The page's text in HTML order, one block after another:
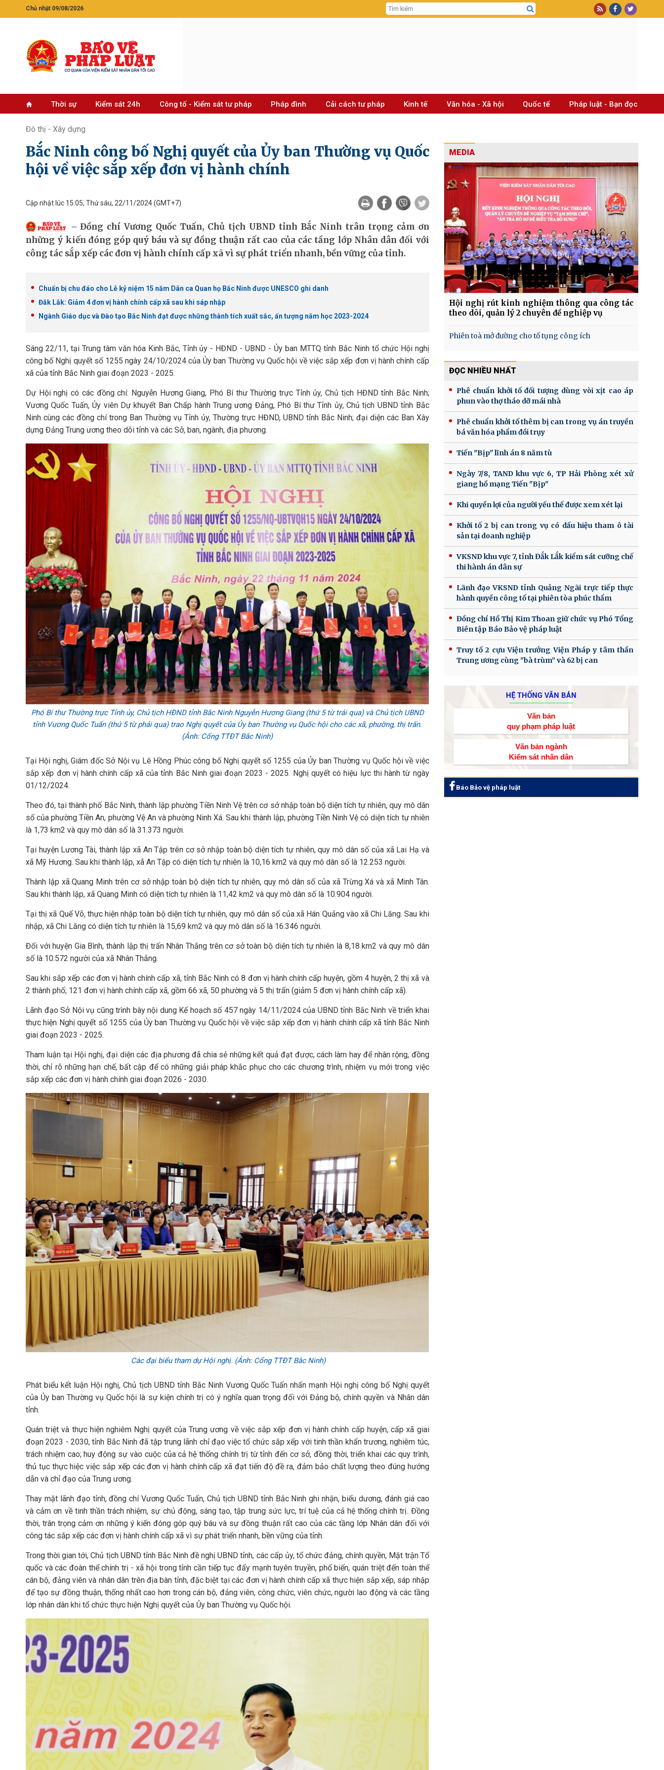
Chủ nhật 09/08/2026
Thời sự Kiểm sát 24h Công tố - Kiểm sát tư pháp Pháp đình Cải cách tư pháp Kinh tế Văn hóa - Xã hội Quốc tế Pháp luật - Bạn đọc
Đô thị - Xây dựng
Bắc Ninh công bố Nghị quyết của Ủy ban Thường vụ Quốc
hội về việc sắp xếp đơn vị hành chính
Cập nhật lúc 15:05, Thứ sáu, 22/11/2024(GMT+7)
Đồng chí Vương Quốc Tuấn, Chủ tịch UBND tỉnh Bắc Ninh trân trọng cảm ơn
những ý kiến đóng góp quý báu và sự đồng thuận rất cao của các tầng lớp Nhân dân đối với
công tác sắp xếp các đơn vị hành chính cấp xã vì sự phát triển nhanh, bền vững của tỉnh.
Chuẩn bị chu đáo cho Lễ kỷ niệm 15 năm Dân ca Quan họ Bắc Ninh được UNESCO ghi danh
Đắk Lắk: Giảm 4 đơn vị hành chính cấp xã sau khi sáp nhập
Ngành Giáo dục và Đào tạo Bắc Ninh đạt được những thành tích xuất sắc, ấn tượng năm học 2023-2024
Sáng 22/11, tại Trung tâm văn hóa Kinh Bắc, Tỉnh ủy - HĐND - UBND - Ủy ban MTTQ tỉnh Bắc Ninh tổ chức Hội nghị
công bố Nghị quyết số 1255 ngày 24/10/2024 của Ủy ban Thường vụ Quốc hội về việc sắp xếp đơn vị hành chính cấp
xã của tỉnh Bắc Ninh giai đoạn 2023 - 2025.
Dự Hội nghị có các đồng chí: Nguyễn Hương Giang, Phó Bí thư Thường trực Tỉnh ủy, Chủ tịch HĐND tỉnh Bắc Ninh;
Vương Quốc Tuấn, Ủy viên Dự khuyết Ban Chấp hành Trung ương Đảng, Phó Bí thư Tỉnh ủy, Chủ tịch UBND tỉnh Bắc
Ninh cùng các đồng chí trong Ban Thường vụ Tỉnh ủy, Thường trực HĐND, UBND tỉnh Bắc Ninh; đại diện các Ban Xây
dựng Đảng Trung ương theo dõi tỉnh và các Sở, ban, ngành, địa phương.
Phó Bí thư Thường trực Tỉnh ủy, Chủ tịch HĐND tỉnh Bắc Ninh Nguyễn Hương Giang (thứ 5 từ trái qua) và Chủ tịch UBND
tỉnh Vương Quốc Tuấn (thứ 5 từ phải qua) trao Nghị quyết của Ủy ban Thường vụ Quốc hội cho các xã, phường, thị trấn.
(Ảnh: Cổng TTĐT Bắc Ninh)
Tại Hội nghị, Giám đốc Sở Nội vụ Lê Hồng Phúc công bố Nghị quyết số 1255 của Ủy ban Thường vụ Quốc hội về việc
sắp xếp đơn vị hành chính cấp xã của tỉnh Bắc Ninh giai đoạn 2023 - 2025. Nghị quyết có hiệu lực thi hành từ ngày
01/12/2024.
Theo đó, tại thành phố Bắc Ninh, thành lập phường Tiền Ninh Vệ trên cơ sở nhập toàn bộ diện tích tự nhiên, quy mô dân
số của phường Tiền An, phường Vệ An và phường Ninh Xá. Sau khi thành lập, phường Tiền Ninh Vệ có diện tích tự nhiên
là 1,73 km2 và quy mô dân số là 31.373 người.
Tại huyện Lương Tài, thành lập xã An Tập trên cơ sở nhập toàn bộ diện tích tự nhiên, quy mô dân số của xã Lai Hạ và
xã Mỹ Hương. Sau khi thành lập, xã An Tập có diện tích tự nhiên là 10,16 km2 và quy mô dân số là 12.253 người.
Thành lập xã Quang Minh trên cơ sở nhập toàn bộ diện tích tự nhiên, quy mô dân số của xã Trừng Xá và xã Minh Tân.
Sau khi thành lập, xã Quang Minh có diện tích tự nhiên là 11,42 km2 và quy mô dân số là 10.904 người.
Tại thị xã Quế Võ, thực hiện nhập toàn bộ diện tích tự nhiên, quy mô dân số của xã Hán Quảng vào xã Chi Lăng. Sau khi
nhập, xã Chi Lăng có diện tích tự nhiên là 15,69 km2 và quy mô dân số là 16.346 người.
Đối với huyện Gia Bình, thành lập thị trấn Nhân Thắng trên cơ sở toàn bộ diện tích tự nhiên là 8,18 km2 và quy mô dân
số là 10.572 người của xã Nhân Thắng.
Sau khi sắp xếp các đơn vị hành chính cấp xã, tỉnh Bắc Ninh có 8 đơn vị hành chính cấp huyện, gồm 4 huyện, 2 thị xã và
2 thành phố; 121 đơn vị hành chính cấp xã, gồm 66 xã, 50 phường và 5 thị trấn (giảm 5 đơn vị hành chính cấp xã).
Lãnh đạo Sở Nội vụ cũng trình bày nội dung Kế hoạch số 457 ngày 14/11/2024 của UBND tỉnh Bắc Ninh về triển khai
thực hiện Nghị quyết số 1255 của Ủy ban Thường vụ Quốc hội về việc sắp xếp đơn vị hành chính cấp xã tỉnh Bắc Ninh
giai đoạn 2023 - 2025.
Tham luận tại Hội nghị, đại diện các địa phương đã chia sẻ những kết quả đạt được, cách làm hay để nhân rộng, đồng
thời, chỉ rõ những hạn chế, bất cập để có những giải pháp khắc phục cho các chương trình, nhiệm vụ mới trong việc
sắp xếp các đơn vị hành chính giai đoạn 2026 - 2030.
Các đại biểu tham dự Hội nghị. (Ảnh: Cổng TTĐT Bắc Ninh)
Phát biểu kết luận Hội nghị, Chủ tịch UBND tỉnh Bắc Ninh Vương Quốc Tuấn nhấn mạnh Hội nghị công bố Nghị quyết
của Ủy ban Thường vụ Quốc hội là sự kiện chính trị có ý nghĩa quan trọng đối với Đảng bộ, chính quyền và Nhân dân
tỉnh.
Quán triệt và thực hiện nghiêm Nghị quyết của Trung ương về việc sắp xếp đơn vị hành chính cấp huyện, cấp xã giai
đoạn 2023 - 2030, tỉnh Bắc Ninh đã tập trung lãnh chỉ đạo việc tổ chức sắp xếp với tinh thần khẩn trương, nghiêm túc,
trách nhiệm cao; huy động sự vào cuộc của cả hệ thống chính trị từ tỉnh đến cơ sở, đồng thời, triển khai các quy trình,
thủ tục thực hiệc việc sắp xếp các đơn vị hành chính cấp xã đạt tiến độ đề ra, đảm bảo chất lượng theo đúng hướng
dẫn và chỉ đạo của Trung ương.
Thay mặt lãnh đạo tỉnh, đồng chí Vương Quốc Tuấn, Chủ tịch UBND tỉnh Bắc Ninh ghi nhận, biểu dương, đánh giá cao
và cảm ơn về tinh thần trách nhiệm, sự chủ động, sáng tạo, tập trung sức lực, trí tuệ của cả hệ thống chính trị. Đồng
thời, trân trọng cảm ơn những ý kiến đóng góp quý báu và sự đồng thuận rất cao của các tầng lớp Nhân dân đối với
công tác sắp xếp các đơn vị hành chính cấp xã vì sự phát triển nhanh, bền vững của tỉnh.
Trong thời gian tới, Chủ tịch UBND tỉnh Bắc Ninh đề nghị UBND tỉnh, các cấp ủy, tổ chức đảng, chính quyền, Mặt trận Tổ
quốc và các đoàn thể chính trị - xã hội trong tỉnh cần tiếp tục đẩy mạnh tuyên truyền, phổ biến, quán triệt đến toàn thể
cán bộ, đảng viên và nhân dân trên địa bàn tỉnh, đặc biệt tại các đơn vị hành chính cấp xã thực hiện sắp xếp, sáp nhập
để tạo sự đồng thuận, thống nhất cao hơn trong cán bộ, đảng viên, công chức, viên chức, người lao động và các tầng
lớp nhân dân khi tổ chức thực hiện Nghị quyết của Ủy ban Thường vụ Quốc hội.
MEDIA
Hội nghị rút kinh nghiệm thông qua công tác
theo dõi, quản lý 2 chuyên đề nghiệp vụ
Phiên toà mở đường cho tố tụng công ích
ĐỌC NHIỀU NHẤT
Phê chuẩn khởi tố đối tượng dùng vòi xịt cao áp
phun vào thợ tháo dỡ mái nhà
Phê chuẩn khởi tố thêm bị can trong vụ án truyền
bá văn hóa phẩm đồi trụy
Tiến "Bịp" lĩnh án 8 năm tù
Ngày 7/8, TAND khu vực 6, TP Hải Phòng xét xử
giang hồ mạng Tiến "Bịp"
Khi quyền lợi của người yếu thế được xem xét lại
Khởi tố 2 bị can trong vụ có dấu hiệu tham ô tài
sản tại doanh nghiệp
VKSND khu vực 7, tỉnh Đắk Lắk kiểm sát cưỡng chế
thi hành án dân sự
Lãnh đạo VKSND tỉnh Quảng Ngãi trực tiếp thực
hành quyền công tố tại phiên tòa phúc thẩm
Đồng chí Hồ Thị Kim Thoan giữ chức vụ Phó Tổng
Biên tập Báo Bảo vệ pháp luật
Truy tố 2 cựu Viện trưởng Viện Pháp y tâm thần
Trung ương cùng "bà trùm” và 62 bị can
HỆ THỐNG VĂN BẢN
Văn bản
quy phạm pháp luật
Văn bản ngành
Kiểm sát nhân dân
Báo Bảo vệ pháp luật